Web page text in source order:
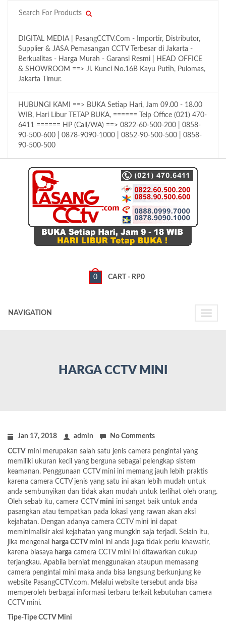
DIGITAL MEDIA | PasangCCTV.Com - Importir, Distributor,
Supplier & JASA Pemasangan CCTV Terbesar di Jakarta -
Berkualitas - Harga Murah - Garansi Resmi | HEAD OFFICE
& SHOWROOM ==> Jl. Kunci No.16B Kayu Putih, Pulomas,
Jakarta Timur.
HUBUNGI KAMI ==> BUKA Setiap Hari, Jam 09.00 - 18.00
WIB, Hari Libur TETAP BUKA, ====== Telp Office (021) 470-
6411 ====== HP (Call/WA) ==> 0822-60-500-200 | 0858-
90-500-600 | 0878-9090-1000 | 0852-90-500-500 | 0858-
90-500-500
0 CART - RP0
Toggle
NAVIGATION
HARGA CCTV MINI
Jan 17, 2018 admin No Comments
CCTV mini merupakan salah satu jenis camera pengintai yang
memiliki ukuran kecil yang berguna sebagai pelengkap sistem
keamanan. Penggunaan CCTV mini ini memang jauh lebih praktis
karena camera CCTV jenis yang satu ini akan lebih mudah untuk
anda sembunyikan dan tidak akan mudah untuk terlihat oleh orang.
Oleh sebab itu, camera CCTV mini ini sangat baik untuk anda
pasangkan atau tempatkan pada lokasi yang rawan akan aksi
kejahatan. Dengan adanya camera CCTV mini ini dapat
meminimalisir aksi kejahatan yang mungkin saja terjadi. Selain itu,
jika mengenai harga CCTV mini ini anda juga tidak perlu khawatir,
karena biasaya harga camera CCTV mini ini ditawarkan cukup
terjangkau. Apabila berniat menggunakan ataupun memasang
camera pengintai mini maka anda bisa langsung berkunjung ke
website PasangCCTV.com. Melalui website tersebut anda bisa
memperoleh berbagai informasi terbaru terkait kebutuhan camera
CCTV mini.
Tipe-Tipe CCTV Mini